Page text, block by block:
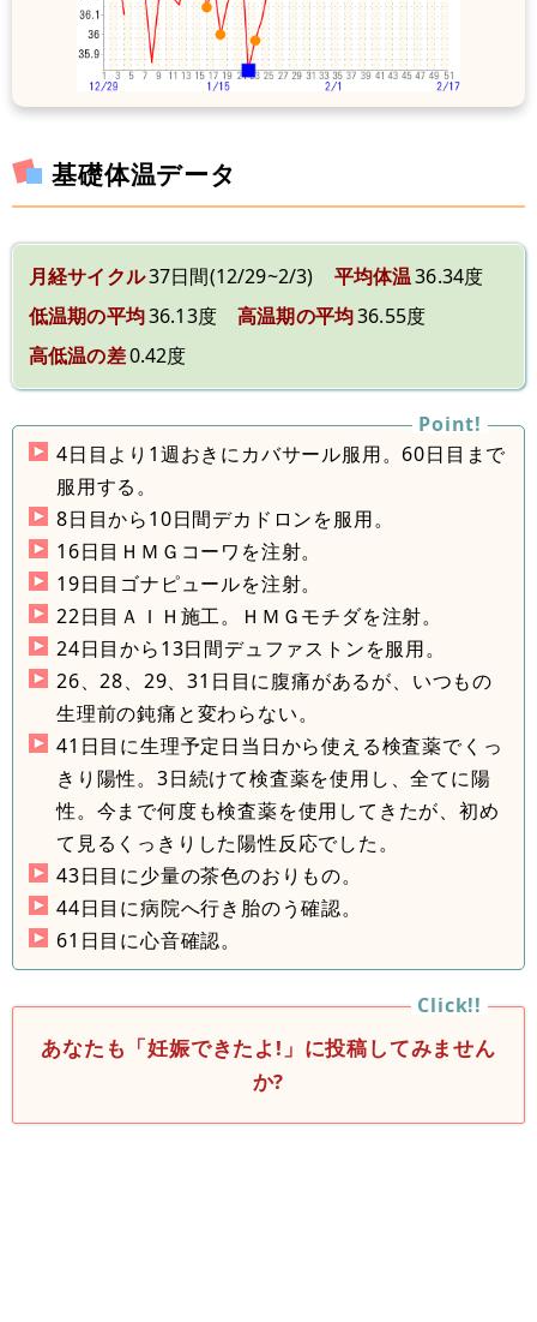
基礎体温データ
月経サイクル37日間(12/29~2/3) 平均体温36.34度
低温期の平均36.13度 高温期の平均36.55度
高低温の差0.42度
4日目より1週おきにカバサール服用。60日目まで
服用する。
8日目から10日間デカドロンを服用。
16日目ＨＭＧコーワを注射。
19日目ゴナピュールを注射。
22日目ＡＩＨ施工。ＨＭＧモチダを注射。
24日目から13日間デュファストンを服用。
26、28、29、31日目に腹痛があるが、いつもの
生理前の鈍痛と変わらない。
41日目に生理予定日当日から使える検査薬でくっ
きり陽性。3日続けて検査薬を使用し、全てに陽
性。今まで何度も検査薬を使用してきたが、初め
て見るくっきりした陽性反応でした。
43日目に少量の茶色のおりもの。
44日目に病院へ行き胎のう確認。
61日目に心音確認。
あなたも「妊娠できたよ!」に投稿してみません
か?